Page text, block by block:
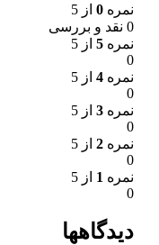
نمره 0 از 5
0 نقد و بررسی
نمره 5 از 5
0
نمره 4 از 5
0
نمره 3 از 5
0
نمره 2 از 5
0
نمره 1 از 5
0
دیدگاهها